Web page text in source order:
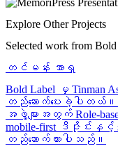
Explore Other Projects
Selected work from
တင်မန်း အာရှ
Bold Label မှ Tinman
တည်ဆောက်ပေးခဲ့ပါတယ်။ က
အဖွဲ့များအတွက် Role-
mobile-first ဒီဇိုင်းနှ
တည်ဆောက်ထားပါသည်။